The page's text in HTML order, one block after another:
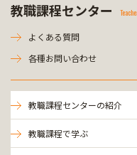
教職課程センター
よくある質問
各種お問い合わせ
教職課程センターの紹介
教職課程で学ぶ